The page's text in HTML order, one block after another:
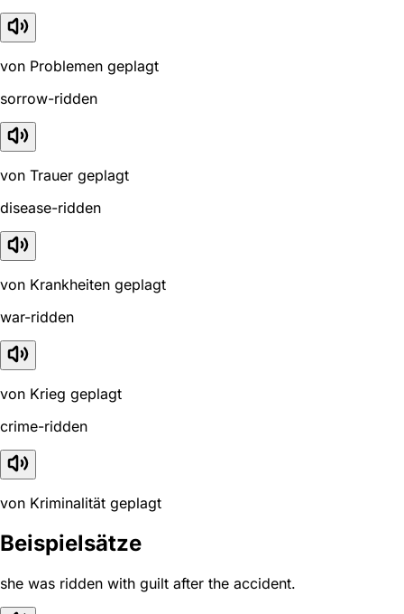
von Problemen geplagt
sorrow-ridden
von Trauer geplagt
disease-ridden
von Krankheiten geplagt
war-ridden
von Krieg geplagt
crime-ridden
von Kriminalität geplagt
Beispielsätze
she was ridden with guilt after the accident.